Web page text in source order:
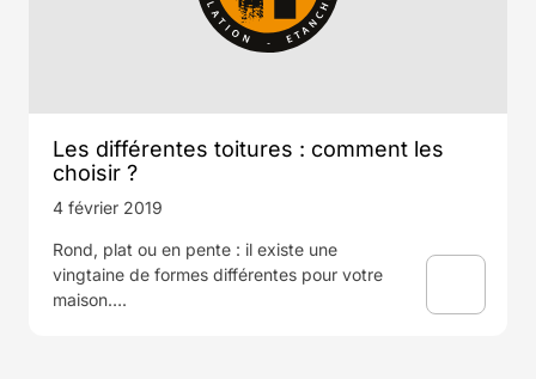
Les différentes toitures : comment les
choisir ?
4 février 2019
Rond, plat ou en pente : il existe une
vingtaine de formes différentes pour votre
maison….